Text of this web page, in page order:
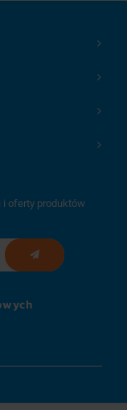
oferty produktów